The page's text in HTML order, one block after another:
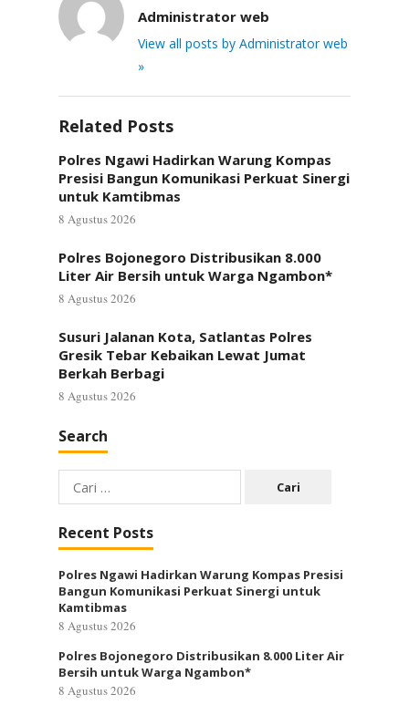
Administrator web
View all posts by Administrator web
»
Related Posts
Polres Ngawi Hadirkan Warung Kompas
Presisi Bangun Komunikasi Perkuat Sinergi
untuk Kamtibmas
8 Agustus 2026
Polres Bojonegoro Distribusikan 8.000
Liter Air Bersih untuk Warga Ngambon*
8 Agustus 2026
Susuri Jalanan Kota, Satlantas Polres
Gresik Tebar Kebaikan Lewat Jumat
Berkah Berbagi
8 Agustus 2026
Search
Cari
untuk:
Recent Posts
Polres Ngawi Hadirkan Warung Kompas Presisi
Bangun Komunikasi Perkuat Sinergi untuk
Kamtibmas
8 Agustus 2026
Polres Bojonegoro Distribusikan 8.000 Liter Air
Bersih untuk Warga Ngambon*
8 Agustus 2026